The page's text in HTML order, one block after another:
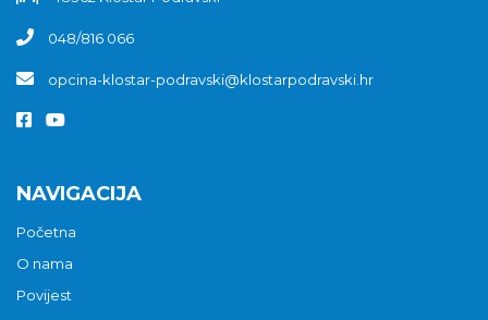
048/816 066
opcina-klostar-podravski@klostarpodravski.hr
NAVIGACIJA
Početna
O nama
Povijest